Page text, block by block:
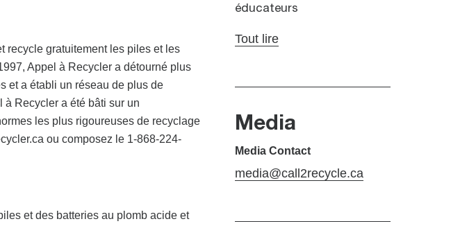
recycle gratuitement les piles et les
Appel à Recycler a détourné plus
et a établi un réseau de plus de
Recycler a été bâti sur un
les plus rigoureuses de recyclage
ou composez le 1-868-224-
et des batteries au plomb acide et
éducateurs
Tout lire
Media
Media Contact
media@call2recycle.ca